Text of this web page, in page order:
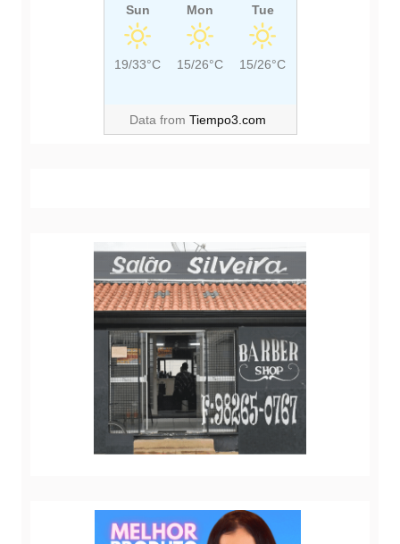
Sun
19/33°C
Mon
15/26°C
Tue
15/26°C
Data from Tiempo3.com